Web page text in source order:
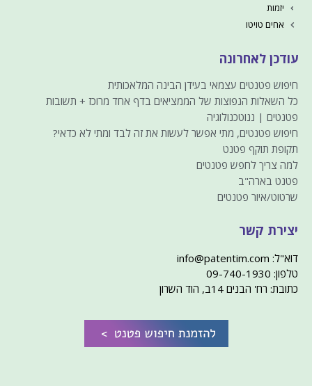
יזמות
אחים טויטו
עודכן לאחרונה
חיפוש פטנטים עצמאי בעידן הבינה המלאכותית
כל השאלות הנפוצות של הממציאים בדף אחד מרוכז + תשובות
פטנטים | ננוטכנולוגיה
חיפוש פטנטים, מתי אפשר לעשות את זה לבד ומתי לא כדאי?
תקופת תוקף פטנט
למה צריך לחפש פטנטים
פטנט בארה"ב
שרטוט/איור פטנטים
יצירת קשר
דוא"ל: info@patentim.com
טלפון: 09-740-1930
כתובת: רח' הבנים 14ב, הוד השרון